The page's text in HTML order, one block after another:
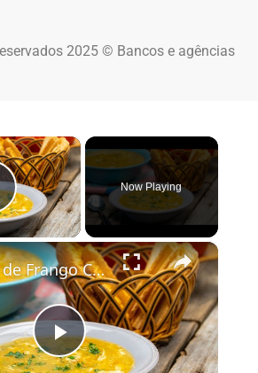
2025 © Bancos e agências
×
Video
Now Playing
×
Play Video
Caldo de Frango Cremoso com Mandioca